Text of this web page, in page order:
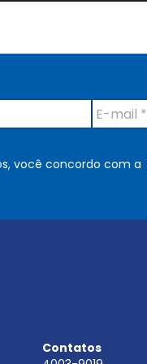
E
-
i
você concordo com a
Contatos